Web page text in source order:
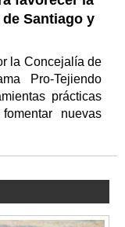
Santiago y
la Concejalía de
Pro-Tejiendo
prácticas
nuevas